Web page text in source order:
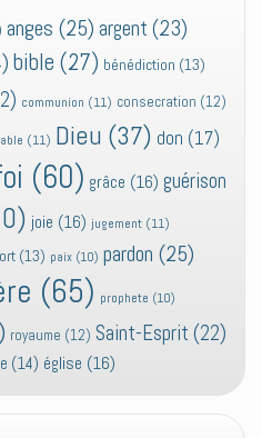
anges (25) argent (23)
bible (27) bénédiction (13)
communion (11) consecration (12)
(11) Dieu (37) don (17)
(60) grâce (16) guérison
joie (16) jugement (11)
(13) paix (10) pardon (25)
(65) prophete (10)
royaume (12) Saint-Esprit (22)
(14) église (16)